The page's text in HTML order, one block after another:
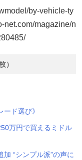
by-vehicle-ty
net.com/magazine/n
）
ド選び》
万円で買えるミドル
“シンプル派”の声に